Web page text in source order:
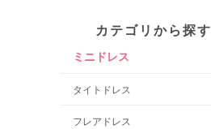
カテゴリから探す
ミニドレス
タイトドレス
フレアドレス